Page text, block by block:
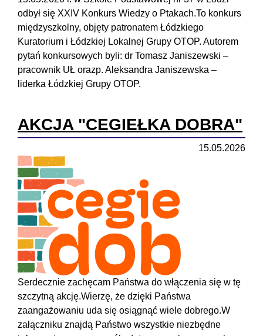
odbył się XXIV Konkurs Wiedzy o Ptakach.To konkurs
międzyszkolny, objęty patronatem Łódzkiego
Kuratorium i Łódzkiej Lokalnej Grupy OTOP. Autorem
pytań konkursowych byli: dr Tomasz Janiszewski –
pracownik UŁ orazp. Aleksandra Janiszewska –
liderka Łódzkiej Grupy OTOP.
AKCJA "CEGIEŁKA DOBRA"
15.05.2026
Serdecznie zachęcam Państwa do włączenia się w tę
szczytną akcję.Wierzę, że dzięki Państwa
zaangażowaniu uda się osiągnąć wiele dobrego.W
załączniku znajdą Państwo wszystkie niezbędne